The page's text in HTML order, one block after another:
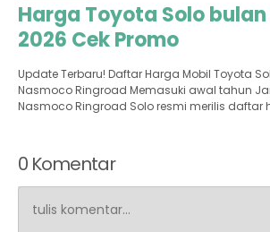
Harga Toyota Solo
2026 Cek Promo
Update Terbaru! Daftar Harga Mobil Toyota
Nasmoco Ringroad Memasuki awal tahun
Nasmoco Ringroad Solo resmi merilis daftar
0 Komentar